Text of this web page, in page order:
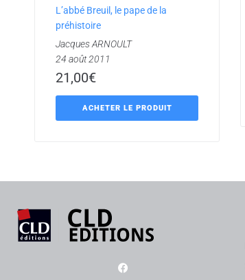
L’abbé Breuil, le pape de la
préhistoire
Jacques ARNOULT
24 août 2011
21,00€
ACHETER LE PRODUIT